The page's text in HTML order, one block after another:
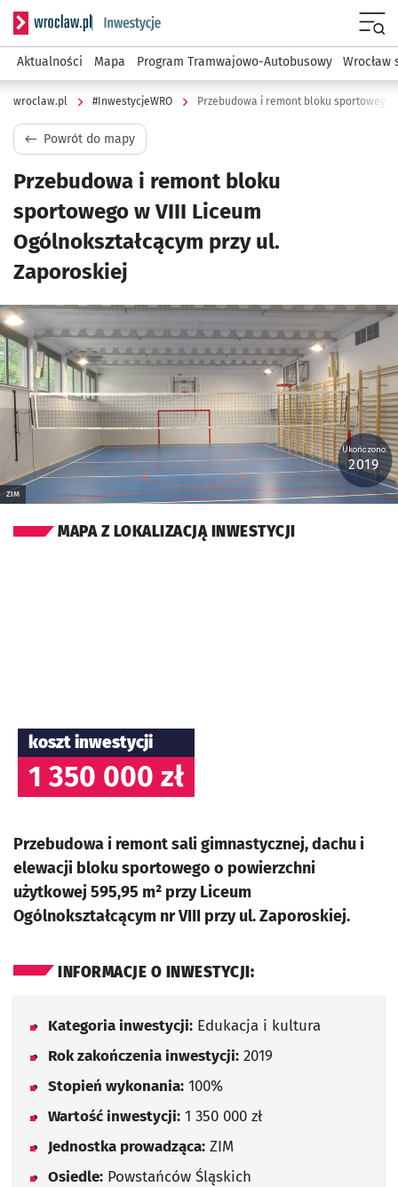
Serwis informacyjny wroclaw.pl podserwis:
Aktualności Mapa Program Tramwajowo-Autobusowy Wrocław
wroclaw.pl #InwestycjeWRO
Powrót do mapy
Przebudowa i remont bloku
sportowego w VIII Liceum
Ogólnokształcącym przy ul.
Zaporoskiej
Kliknij, aby powiększyć
ZIM
Ukończono:
2019
MAPA Z LOKALIZACJĄ INWESTYCJI
koszt inwestycji
1 350 000 zł
Przebudowa i remont sali gimnastycznej, dachu i
elewacji bloku sportowego o powierzchni
użytkowej 595,95 m² przy Liceum
Ogólnokształcącym nr VIII przy ul. Zaporoskiej.
INFORMACJE O INWESTYCJI:
Kategoria inwestycji: Edukacja i kultura
Rok zakończenia inwestycji: 2019
Stopień wykonania: 100%
Wartość inwestycji: 1 350 000 zł
Jednostka prowadząca: ZIM
Osiedle: Powstańców Śląskich